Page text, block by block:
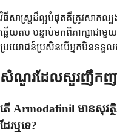
វិធីសាស្រ្តដ៏ល្អបំផុតគឺត្រូវសាកល្
ឆ្លើយតប បន្ទាប់មកពិភាក្សាជាមួយ
ប្រយោជន៍ប្រសិនបើអ្នកមិនទទួល
សំណួរដែលសួរញឹកញ
តើ Armodafinil មានសុវត្
ដែរឬទេ?